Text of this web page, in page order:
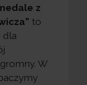
z
to
dla
W